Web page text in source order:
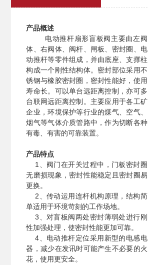
产品概述
电动推杆扇形盲板阀主要由左阀
体、右阀体、阀杆、闸板、密封圈、电
动推杆等零件组成，并由底座、支撑柱
构成一个刚性结构体。密封部位采用不
锈钢与橡胶密封圈，密封性能好，使用
寿命长。可以单台远距离控制，亦可多
台联网远距离控制。主要应用于各工矿
企业，环境保护等行业的煤气、空气、
烟气等气体介质管路中，作为切断各种
有毒、有害的可靠装置。
产品特点
1、阀门在开关过程中，门板密封圈
无磨损现象，密封性能稳定且密封圈易
更换。
2、传动运用连杆机构原理，结构简
单适用于环境苛刻的工作场地。
3、对盲板阀两处密封薄弱处进行刚
性加强处理，使密封性能更加可靠。
4、电动推杆定位采用新型的电感电
器，减少在发讯时可能产生不必要的火
花，使用更安全。